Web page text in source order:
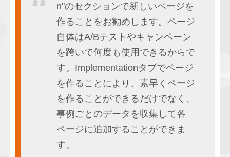
n"のセクションで新しいページを
作ることをお勧めします。ページ
自体はA/Bテストやキャンペーン
を跨いで何度も使用できるからで
す。Implementationタブでページ
を作ることにより、素早くページ
を作ることができるだけでなく、
事例ごとのデータを収集して各
ページに追加することができま
す。